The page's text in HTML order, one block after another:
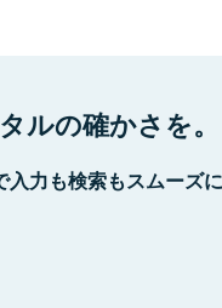
ルの確かさを。
入力も検索もスムーズ